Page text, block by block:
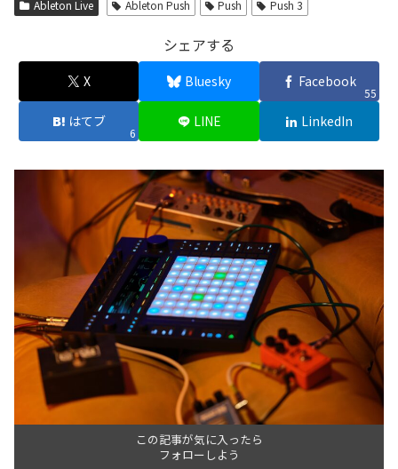
Ableton Live Ableton Push Push Push 3
シェアする
X Bluesky Facebook
55
はてブ
6
LINE LinkedIn
この記事が気に入ったら
フォローしよう